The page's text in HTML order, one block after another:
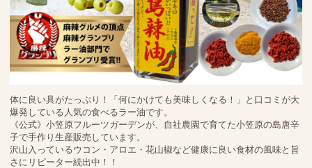
体に良い具がたっぷり！「何にかけても美味しくなる！」と口コミが大
爆発している人気の食べるラー油です。
《公式》小笠原フルーツガーデンが、自社農園で育てた小笠原の島唐辛
子で手作り生産販売しています。
沢山入っているウコン・アロエ・花山椒など健康に良い食材の風味と旨
さにリピーター続出中！！